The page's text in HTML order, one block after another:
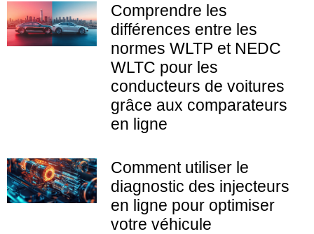
Comprendre les
différences entre les
normes WLTP et NEDC
WLTC pour les
conducteurs de voitures
grâce aux comparateurs
en ligne
Comment utiliser le
diagnostic des injecteurs
en ligne pour optimiser
votre véhicule